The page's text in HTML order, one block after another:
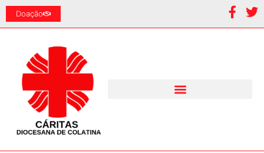
Doação